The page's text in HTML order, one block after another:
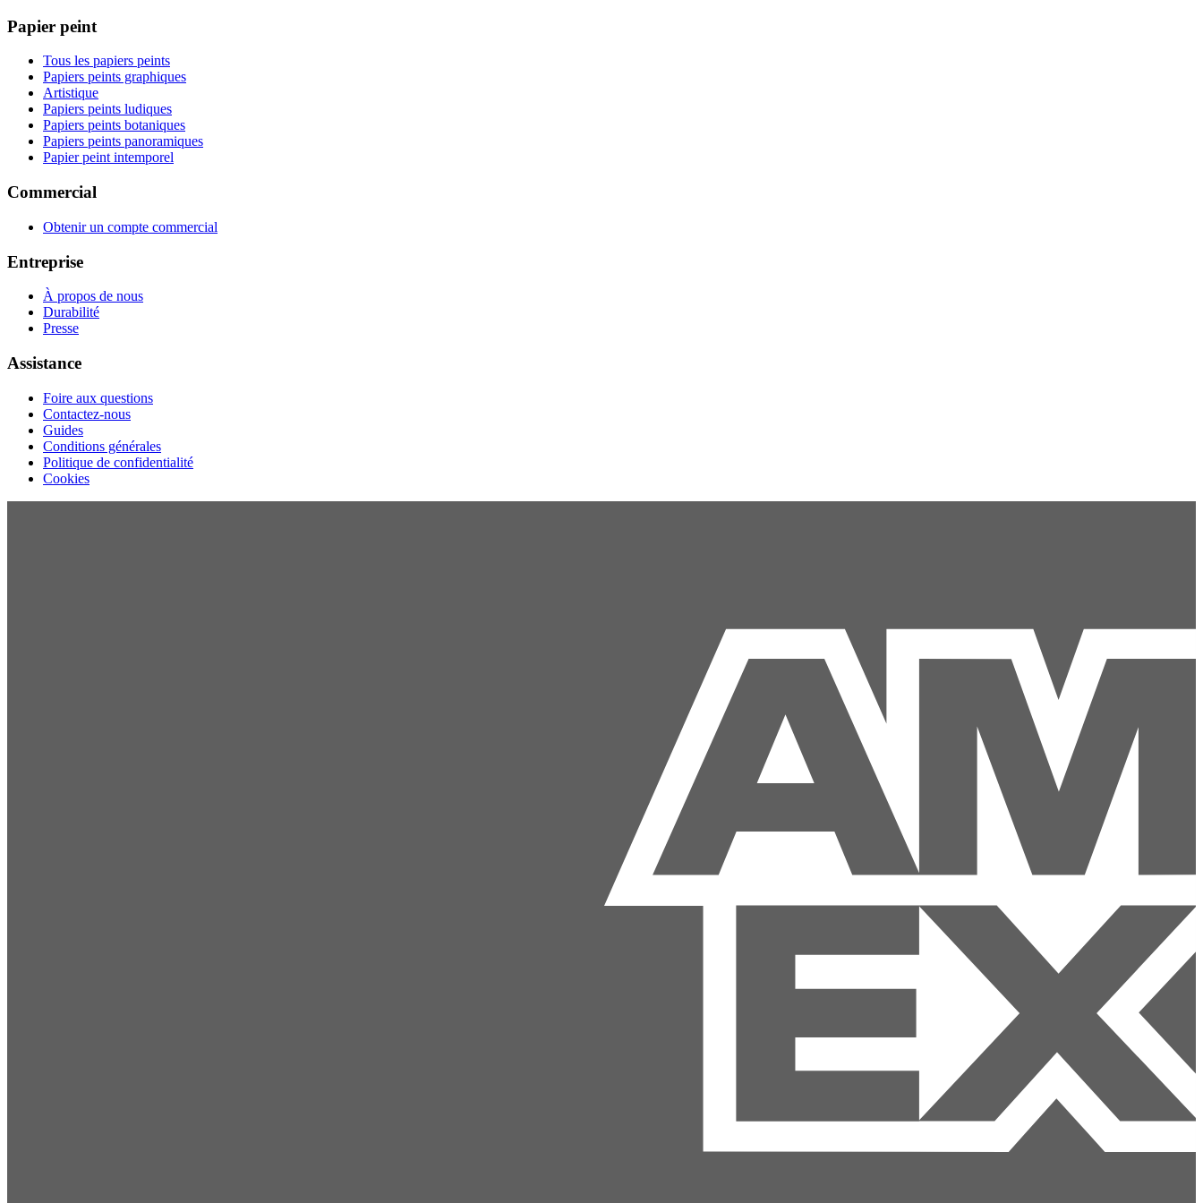
Papier peint
Tous les papiers peints
Papiers peints graphiques
Artistique
Papiers peints ludiques
Papiers peints botaniques
Papiers peints panoramiques
Papier peint intemporel
Commercial
Obtenir un compte commercial
Entreprise
À propos de nous
Durabilité
Presse
Assistance
Foire aux questions
Contactez-nous
Guides
Conditions générales
Politique de confidentialité
Cookies